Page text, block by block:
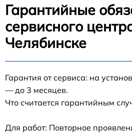
Гарантийные
сервисного
Челябинске
Гарантия от сервиса: на
— до 3 месяцев.
Что считается гарантийным
Для работ: Повторное